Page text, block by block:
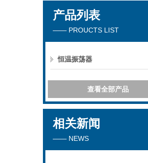
海门市其林贝尔仪器制造有限公司
产品列表
—— PROUCTS LIST
恒温振荡器
查看全部产品
相关新闻
—— NEWS